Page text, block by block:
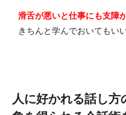
滑舌が悪いと仕事にも支障
きちんと学んでおいてもい
人に好かれる話し